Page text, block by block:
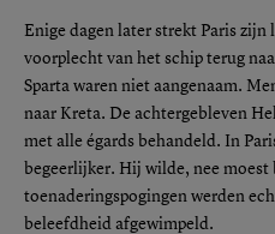
Enige dagen later strekt Paris zijn
voorplecht van het schip terug
Sparta waren niet aangenaam.
naar Kreta. De achtergebleven
met alle égards behandeld. In
begeerlijker. Hij wilde, nee
toenaderingspogingen werden
beleefdheid afgewimpeld.